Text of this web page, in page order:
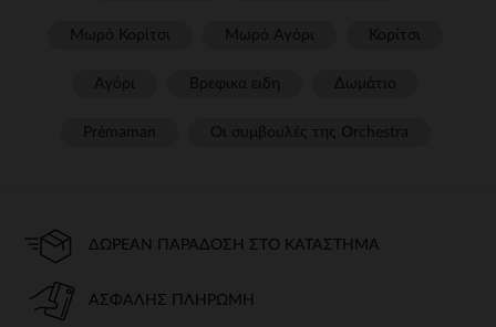
ΔΩΡΕΆΝ ΠΑΡΆΔΟΣΗ ΣΤΟ ΚΑΤΆΣΤΗΜΑ
ΑΣΦΑΛΉΣ ΠΛΗΡΩΜΉ